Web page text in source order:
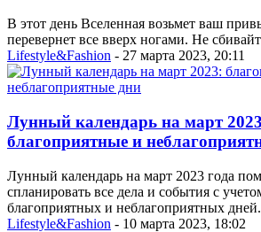
В этот день Вселенная возьмет ваш
перевернет все вверх ногами. Не
Lifestyle&Fashion - 27 марта 2023, 20:11
Лунный календарь на март
благоприятные и
Лунный календарь на март 2023 года
спланировать все дела и события с
благоприятных и неблагоприятных дней.
Lifestyle&Fashion - 10 марта 2023, 18:02